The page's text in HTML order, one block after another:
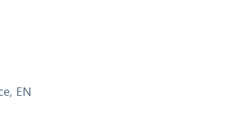
, EN